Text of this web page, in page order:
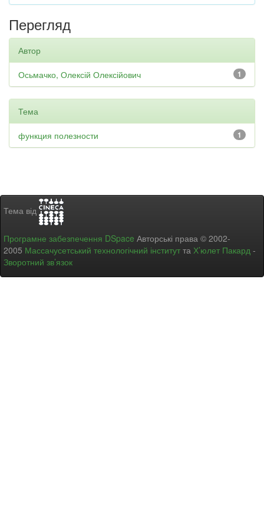
Перегляд
Автор
1
Осьмачко, Олексій Олексійович
Тема
1
функция полезности
Тема від
Програмне забезпечення DSpace Авторські права © 2002-
2005 Массачусетський технологічний інститут та Х’юлет Пакард -
Зворотний зв’язок